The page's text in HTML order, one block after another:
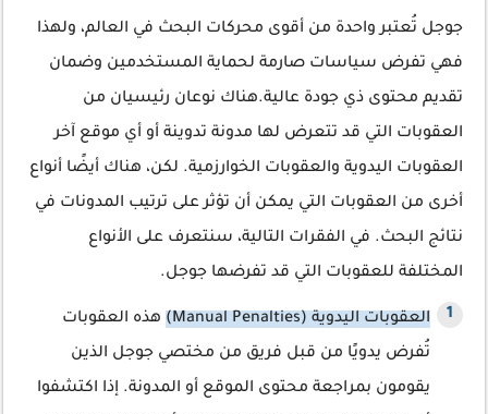
جوجل تُعتبر واحدة من أقوى محركات البحث في العالم، ولهذا
فهي تفرض سياسات صارمة لحماية المستخدمين وضمان
تقديم محتوى ذي جودة عالية.هناك نوعان رئيسيان من
العقوبات التي قد تتعرض لها مدونة تدوينة أو أي موقع آخر
العقوبات اليدوية والعقوبات الخوارزمية. لكن، هناك أيضًا أنواع
أخرى من العقوبات التي يمكن أن تؤثر على ترتيب المدونات في
نتائج البحث. في الفقرات التالية، سنتعرف على الأنواع
المختلفة للعقوبات التي قد تفرضها جوجل.
العقوبات اليدوية (Manual Penalties)
هذه العقوبات
تُفرض يدويًا من قبل فريق من مختصي جوجل الذين
يقومون بمراجعة محتوى الموقع أو المدونة. إذا اكتشفوا